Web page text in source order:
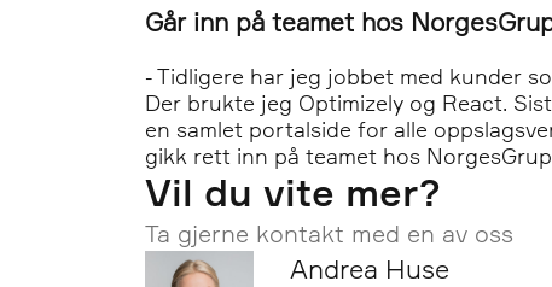
Går inn på teamet hos
- Tidligere har jeg jobbet med kunder
Der brukte jeg Optimizely og React.
en samlet portalside for alle
gikk rett inn på teamet hos
Vil du vite mer?
Ta gjerne kontakt med en av oss
Andrea Huse